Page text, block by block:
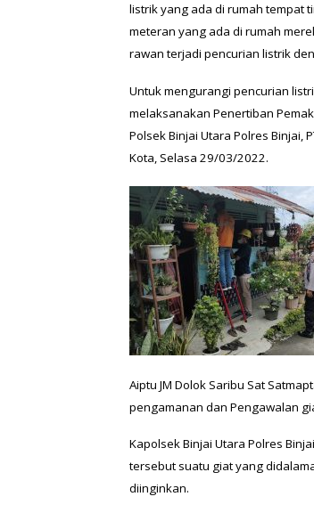
listrik yang ada di rumah tempat
meteran yang ada di rumah
rawan terjadi pencurian listrik
Untuk mengurangi pencurian
melaksanakan Penertiban
Polsek Binjai Utara Polres Binjai,
Kota, Selasa 29/03/2022.
Aiptu JM Dolok Saribu Sat
pengamanan dan Pengawalan
Kapolsek Binjai Utara Polres
tersebut suatu giat yang
diinginkan.